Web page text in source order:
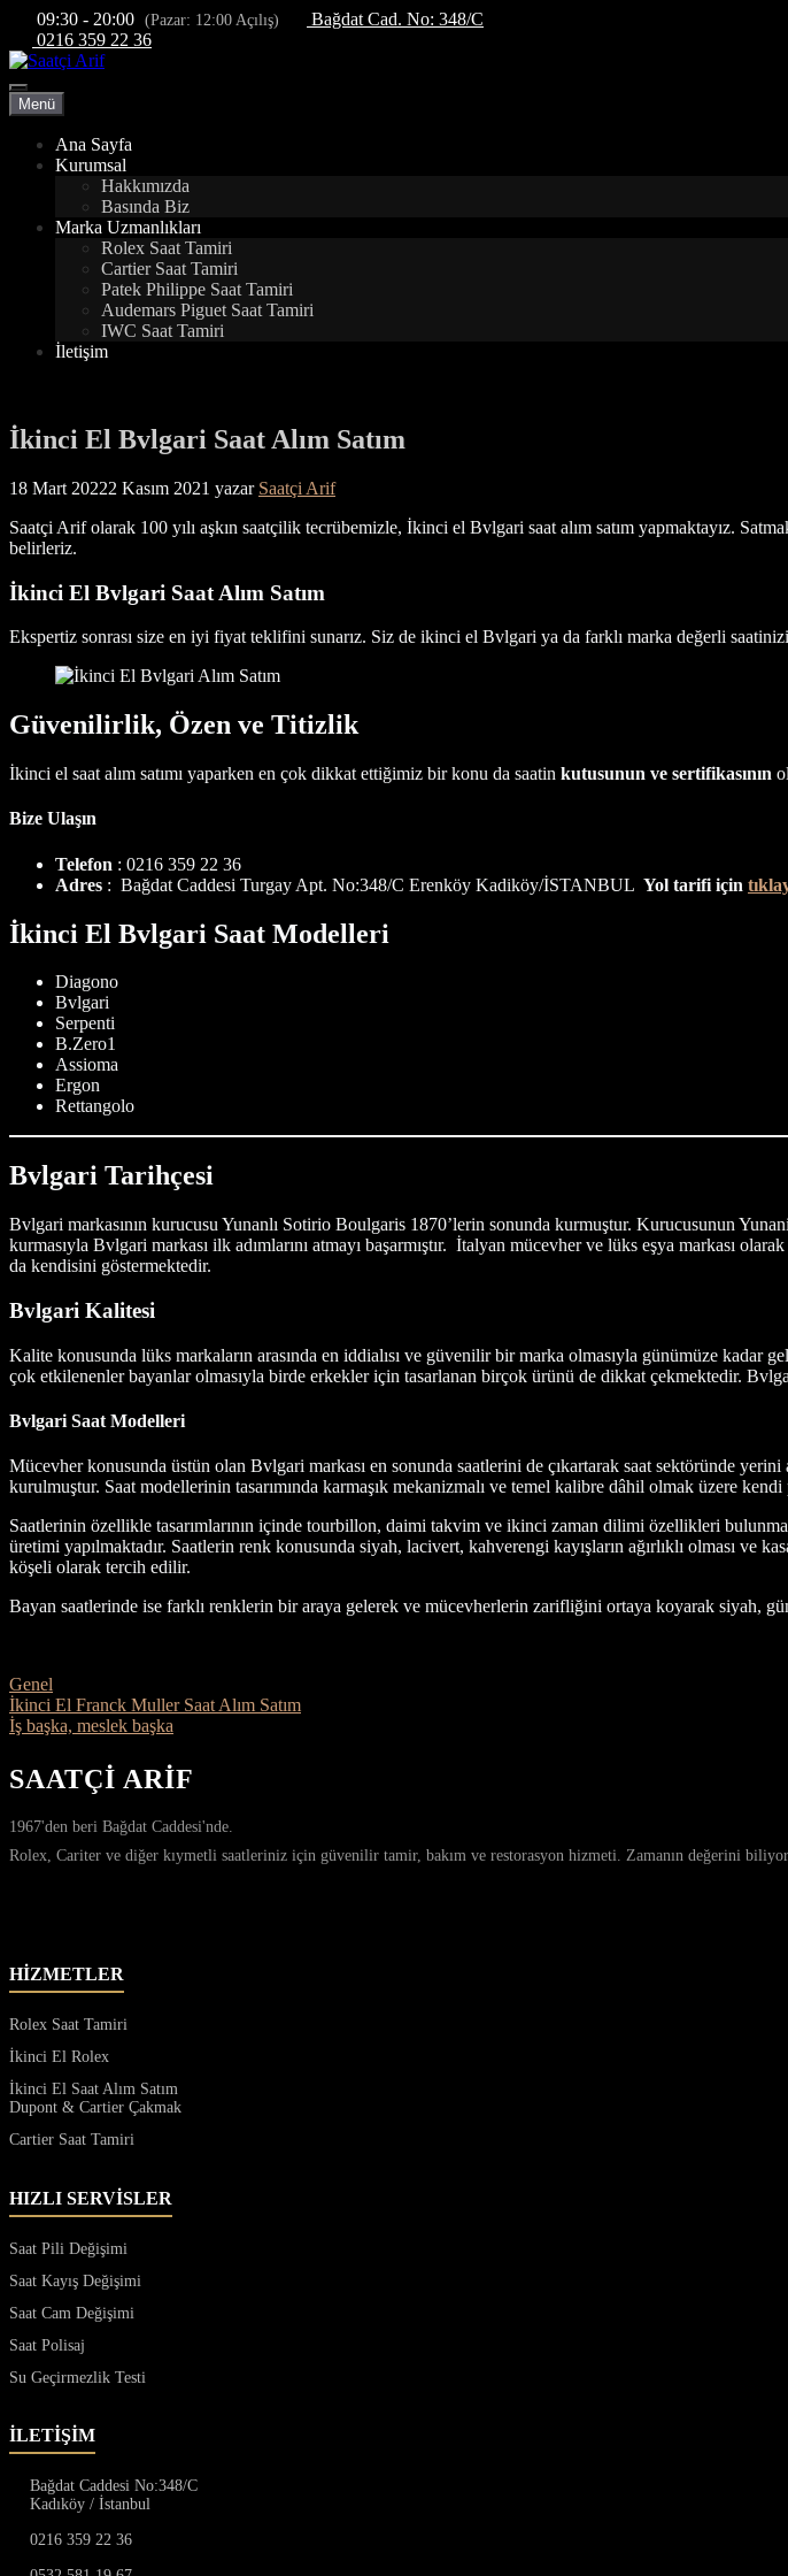
İçeriğe09:30 - 20:00 (Pazar: 12:00 Açılış)
Bağdat Cad. No: 348/C
0216 359 22 36
Menü
Menü
Ana Sayfa
Kurumsal
Hakkımızda
Basında Biz
Marka Uzmanlıkları
Rolex Saat Tamiri
Cartier Saat Tamiri
Patek Philippe Saat Tamiri
Audemars Piguet Saat Tamiri
IWC Saat Tamiri
İletişim
İkinci El Bvlgari Saat Alım Satım
18 Mart 20222 Kasım 2021 yazar Saatçi Arif
Saatçi Arif olarak 100 yılı aşkın saatçilik tecrübemizle, İkinci el Bvlgari saat alım satım yapmaktayız.
belirleriz.
İkinci El Bvlgari Saat Alım Satım
Ekspertiz sonrası size en iyi fiyat teklifini sunarız. Siz de ikinci el Bvlgari ya da farklı marka değerli
Güvenilirlik, Özen ve Titizlik
İkinci el saat alım satımı yaparken en çok dikkat ettiğimiz bir konu da saatin kutusunun ve sertifikasının
Bize Ulaşın
Telefon : 0216 359 22 36
Adres : Bağdat Caddesi Turgay Apt. No:348/C Erenköy Kadiköy/İSTANBUL Yol tarifi için
İkinci El Bvlgari Saat Modelleri
Diagono
Bvlgari
Serpenti
B.Zero1
Assioma
Ergon
Rettangolo
Bvlgari Tarihçesi
Bvlgari markasının kurucusu Yunanlı Sotirio Boulgaris 1870’lerin sonunda kurmuştur. Kurucusunun
kurmasıyla Bvlgari markası ilk adımlarını atmayı başarmıştır. İtalyan mücevher ve lüks eşya markası
da kendisini göstermektedir.
Bvlgari Kalitesi
Kalite konusunda lüks markaların arasında en iddialısı ve güvenilir bir marka olmasıyla günümüze kadar
çok etkilenenler bayanlar olmasıyla birde erkekler için tasarlanan birçok ürünü de dikkat çekmektedir.
Bvlgari Saat Modelleri
Mücevher konusunda üstün olan Bvlgari markası en sonunda saatlerini de çıkartarak saat sektöründe yerini
kurulmuştur. Saat modellerinin tasarımında karmaşık mekanizmalı ve temel kalibre dâhil olmak üzere kendi
Saatlerinin özellikle tasarımlarının içinde tourbillon, daimi takvim ve ikinci zaman dilimi özellikleri
üretimi yapılmaktadır. Saatlerin renk konusunda siyah, lacivert, kahverengi kayışların ağırlıklı olması
köşeli olarak tercih edilir.
Bayan saatlerinde ise farklı renklerin bir araya gelerek ve mücevherlerin zarifliğini ortaya koyarak siyah,
Kategoriler
Genel
İkinci El Franck Muller Saat Alım Satım
İş başka, meslek başka
SAATÇİ ARİF
1967'den beri Bağdat Caddesi'nde.
Rolex, Cariter ve diğer kıymetli saatleriniz için güvenilir tamir, bakım ve restorasyon hizmeti. Zamanın değerini
HİZMETLER
Rolex Saat Tamiri
İkinci El Rolex
İkinci El Saat Alım Satım
Dupont & Cartier Çakmak
Cartier Saat Tamiri
HIZLI SERVİSLER
Saat Pili Değişimi
Saat Kayış Değişimi
Saat Cam Değişimi
Saat Polisaj
Su Geçirmezlik Testi
İLETİŞİM
Bağdat Caddesi No:348/C
Kadıköy / İstanbul
0216 359 22 36